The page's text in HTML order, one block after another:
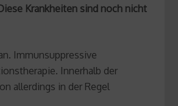
Krankheiten sind noch nicht
Immunsuppressive
Innerhalb der
allerdings in der Regel